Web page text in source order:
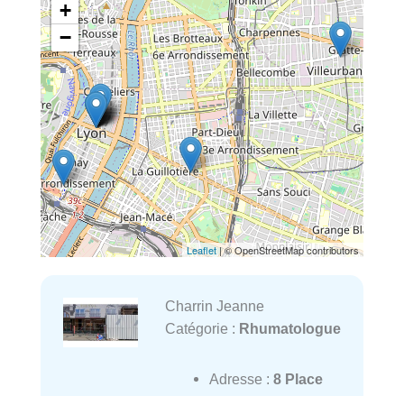
+
−
Leaflet| © OpenStreetMap contributors
Charrin Jeanne
Catégorie : Rhumatologue
Adresse : 8 Place